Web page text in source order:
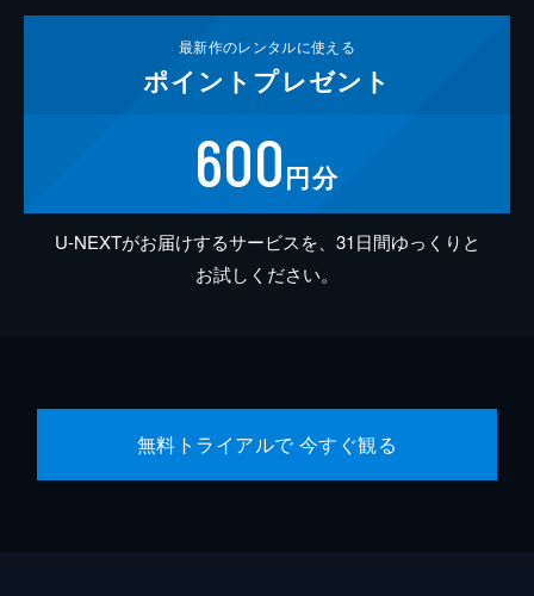
最新作のレンタルに使える
ポイント プレゼント
600円分
U-NEXTがお届けするサービスを、31日間ゆっくりと
お試しください。
無料トライアルで 今すぐ観る